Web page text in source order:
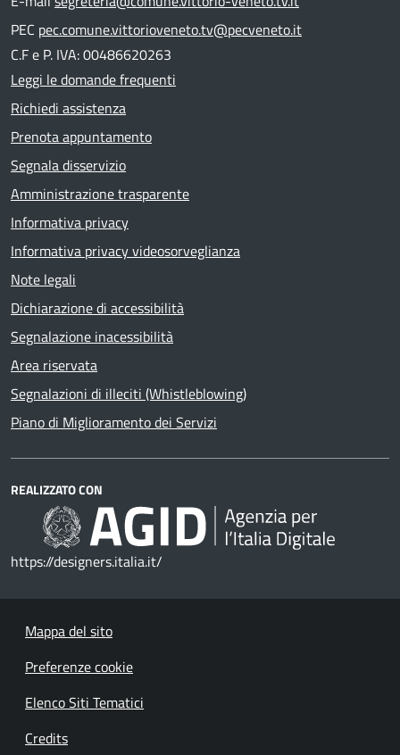
PEC pec.comune.vittorioveneto.tv@pecveneto.it
C.F e P. IVA: 00486620263
Leggi le domande frequenti
Richiedi assistenza
Prenota appuntamento
Segnala disservizio
Amministrazione trasparente
Informativa privacy
Informativa privacy videosorveglianza
Note legali
Dichiarazione di accessibilità
Segnalazione inacessibilità
Area riservata
Segnalazioni di illeciti (Whistleblowing)
Piano di Miglioramento dei Servizi
REALIZZATO CON
https://designers.italia.it/
Mappa del sito
Preferenze cookie
Elenco Siti Tematici
Credits